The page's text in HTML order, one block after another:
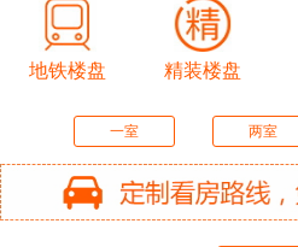
地铁楼盘 精装楼盘
一室 两室